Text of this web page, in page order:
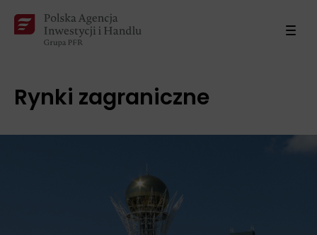
Rynki zagraniczne